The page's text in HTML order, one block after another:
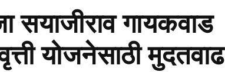
सयाजीराव गायकवाड
योजनेसाठी मुदतवाढ